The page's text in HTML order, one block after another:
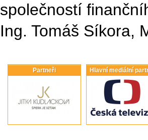
společností
Ing. Tomáš Síkora,
Partneři Hlavní mediální